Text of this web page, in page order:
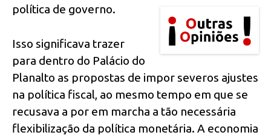
política de governo.
Isso significava trazer
para dentro do Palácio do
Planalto as propostas de impor severos ajustes
na política fiscal, ao mesmo tempo em que se
recusava a por em marcha a tão necessária
flexibilização da política monetária. A economia